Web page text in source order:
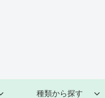
種類から探す